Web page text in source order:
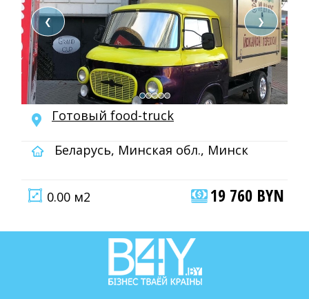
❮ ❯
Готовый food-truck
Беларусь, Минская обл., Минск
0.00 м2 19 760 BYN